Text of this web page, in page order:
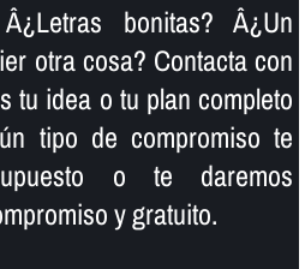
bonitas? Â¿Un
otra cosa? Contacta con
tu idea o tu plan completo
tipo de compromiso te
o te daremos
y gratuito.